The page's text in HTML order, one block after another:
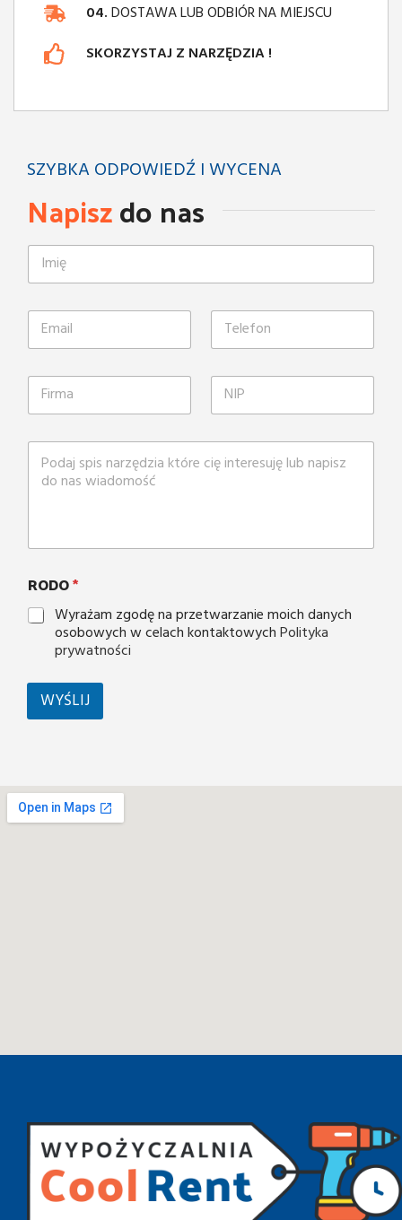
04.DOSTAWA LUB ODBIÓR NA MIEJSCU
SKORZYSTAJ Z NARZĘDZIA !
SZYBKA ODPOWIEDŹ I WYCENA
Napiszdo nas
RODO*
Wyrażam zgodę na przetwarzanie moich danych
osobowych w celach kontaktowychPolityka
prywatności
WYŚLIJ